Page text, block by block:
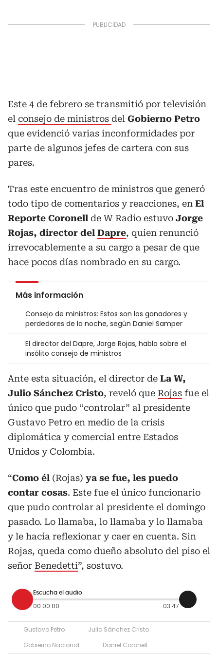
Este 4 de febrero se transmitió por televisión
el consejo de ministros del Gobierno Petro
que evidenció varias inconformidades por
parte de algunos jefes de cartera con sus
pares.
Tras este encuentro de ministros que generó
todo tipo de comentarios y reacciones, en El
Reporte Coronell de W Radio estuvo Jorge
Rojas, director del Dapre, quien renunció
irrevocablemente a su cargo a pesar de que
hace pocos días nombrado en su cargo.
Más información
Consejo de ministros: Estos son los ganadores y
perdedores de la noche, según Daniel Samper
El director del Dapre, Jorge Rojas, habla sobre el
insólito consejo de ministros
Ante esta situación, el director de La W,
Julio Sánchez Cristo, reveló que Rojas fue el
único que pudo “controlar” al presidente
Gustavo Petro en medio de la crisis
diplomática y comercial entre Estados
Unidos y Colombia.
“Como él (Rojas) ya se fue, les puedo
contar cosas. Este fue el único funcionario
que pudo controlar al presidente el domingo
pasado. Lo llamaba, lo llamaba y lo llamaba
y le hacía reflexionar y caer en cuenta. Sin
Rojas, queda como dueño absoluto del piso el
señor Benedetti”, sostuvo.
Escucha el audio
00:00:00 03:47
Gustavo Petro
Julio Sánchez Cristo
Gobierno Nacional
Daniel Coronell